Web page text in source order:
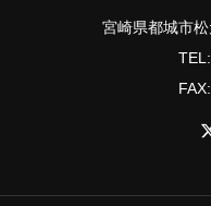
宮崎県都城市松